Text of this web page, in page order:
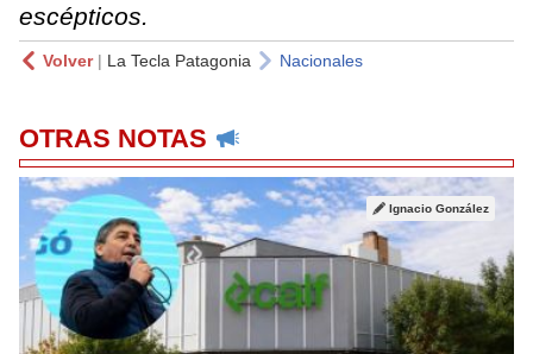
escépticos.
Volver| La Tecla Patagonia Nacionales
OTRAS NOTAS
Ignacio González